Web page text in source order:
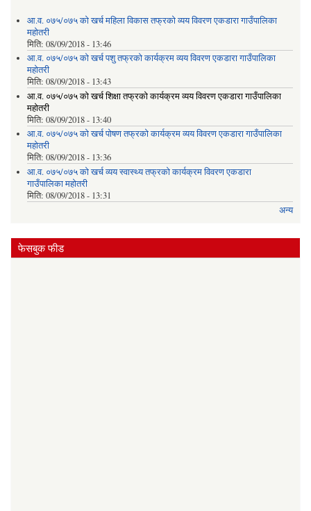
आ.व. ०७५/०७५ को खर्च महिला विकास तफ्रको व्यय विवरण एकडारा गाउँपालिका
महोतरी
मिति: 08/09/2018 - 13:46
आ.व. ०७५/०७५ को खर्च पशु तफ्रको कार्यक्रम व्यय विवरण एकडारा गाउँपालिका
महोतरी
मिति: 08/09/2018 - 13:43
आ.व. ०७५/०७५ को खर्च शिक्षा तफ्रको कार्यक्रम व्यय विवरण एकडारा गाउँपालिका
महोतरी
मिति: 08/09/2018 - 13:40
आ.व. ०७५/०७५ को खर्च पोषण तफ्रको कार्यक्रम व्यय विवरण एकडारा गाउँपालिका
महोतरी
मिति: 08/09/2018 - 13:36
आ.व. ०७५/०७५ को खर्च व्यय स्वास्थ्य तफ्रको कार्यक्रम विवरण एकडारा
गाउँपालिका महोतरी
मिति: 08/09/2018 - 13:31
अन्य
फेसबुक फीड